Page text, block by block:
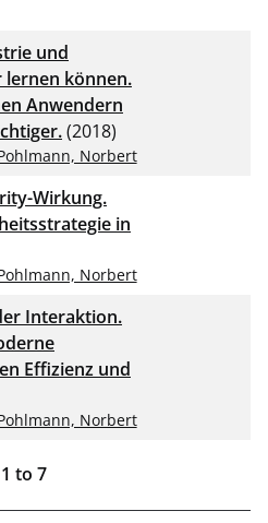
und
können.
Anwendern
(2018)
Norbert
Wirkung.
in
Norbert
Interaktion.
Effizienz und
Norbert
1 to 7